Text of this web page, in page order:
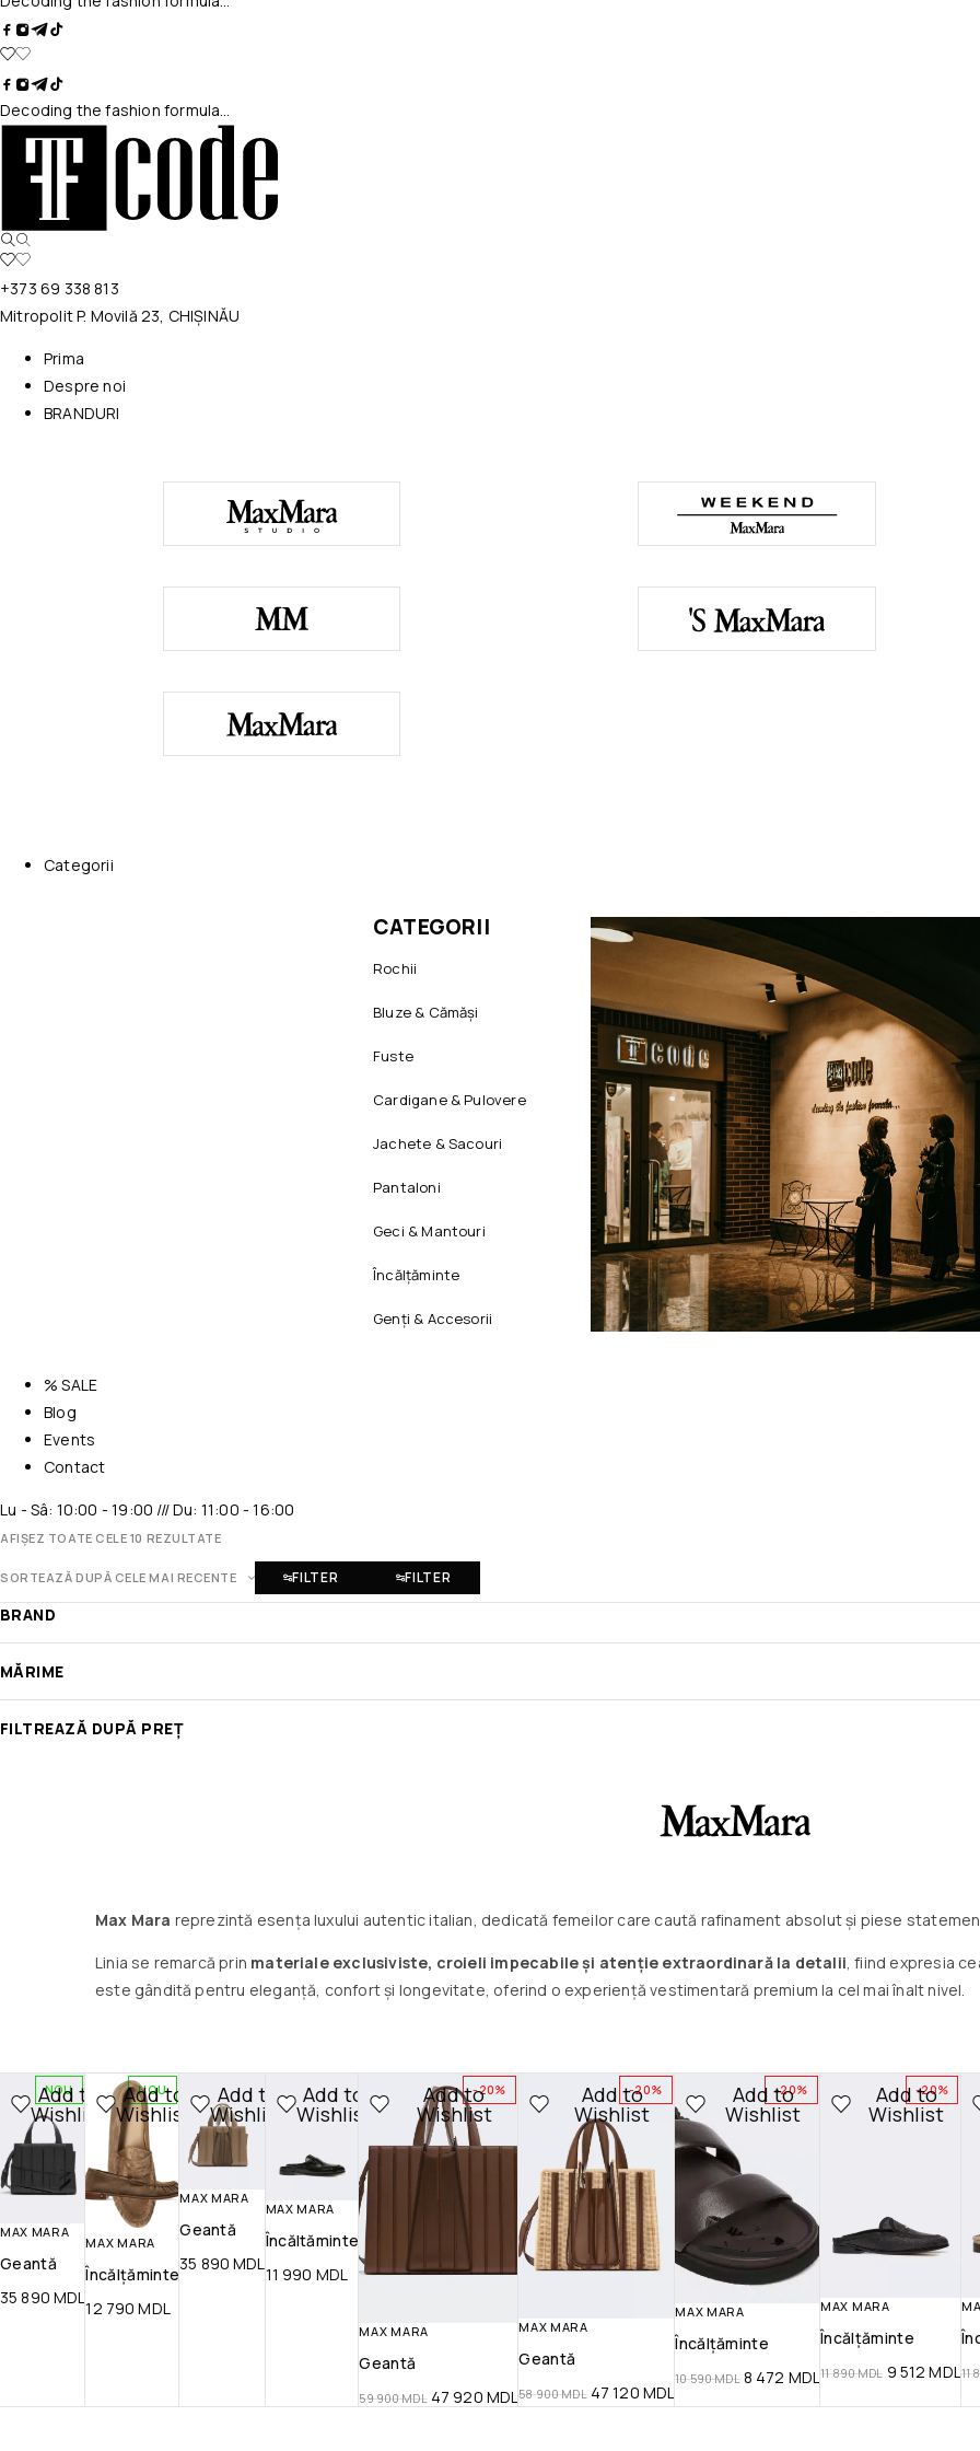
Decoding the fashion formula…
+373 69 338 813
Mitropolit P. Movilă 23, CHIȘINĂU
Prima
Despre noi
BRANDURI
Categorii
CATEGORII
Rochii
Bluze & Cămăși
Fuste
Cardigane & Pulovere
Jachete & Sacouri
Pantaloni
Geci & Mantouri
Încălțăminte
Genți & Accesorii
% SALE
Blog
Events
Contact
Lu - Sâ: 10:00 - 19:00 /// Du: 11:00 - 16:00
AFIȘEZ TOATE CELE 10 REZULTATE
SORTEAZĂ DUPĂ CELE MAI RECENTE FILTER FILTER
BRAND
MĂRIME
FILTREAZĂ DUPĂ PREȚ
Max Mara reprezintă esența luxului autentic italian, dedicată femeilor care caută rafinament absolut și piese
Linia se remarcă prin materiale exclusiviste, croieli impecabile și atenție extraordinară la detalii, fiind expresia
este gândită pentru eleganță, confort și longevitate, oferind o experiență vestimentară premium la cel mai înalt nivel.
NOU
Add to
Wishlist
MAX MARA
Geantă
35 890 MDL
NOU
Add to
Wishlist
MAX MARA
Încălțăminte
12 790MDL
Add to
Wishlist
MAX MARA
Geantă
35 890MDL
Add to
Wishlist
MAX MARA
Încăltăminte
11 990 MDL
-20%
Add to
Wishlist
MAX MARA
Geantă
59 900MDL 47 920 MDL
-20%
Add to
Wishlist
MAX MARA
Geantă
58 900MDL 47 120 MDL
-20%
Add to
Wishlist
MAX MARA
Încălțăminte
10 590MDL 8 472 MDL
-20%
Add to
Wishlist
MAX MARA
Încălțăminte
11 890MDL 9 512MDL 11